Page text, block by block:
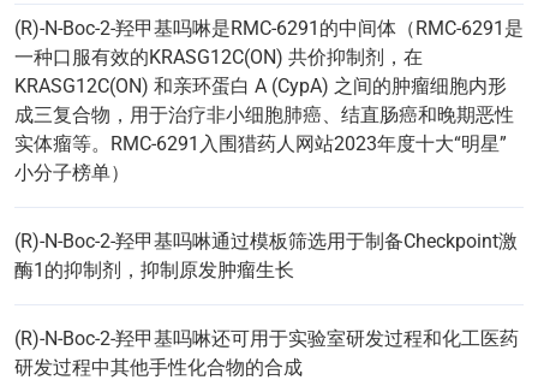
(R)-N-Boc-2-羟甲基吗啉是RMC-6291的中间体（RMC-6291是
一种口服有效的KRASG12C(ON) 共价抑制剂，在
KRASG12C(ON) 和亲环蛋白 A (CypA) 之间的肿瘤细胞内形
成三复合物，用于治疗非小细胞肺癌、结直肠癌和晚期恶性
实体瘤等。RMC-6291入围猎药人网站2023年度十大“明星”
小分子榜单）
(R)-N-Boc-2-羟甲基吗啉通过模板筛选用于制备Checkpoint激
酶1的抑制剂，抑制原发肿瘤生长
(R)-N-Boc-2-羟甲基吗啉还可用于实验室研发过程和化工医药
研发过程中其他手性化合物的合成